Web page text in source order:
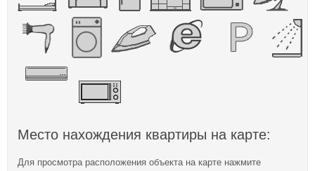
Место нахождения квартиры на карте:
Для просмотра расположения объекта на карте нажмите